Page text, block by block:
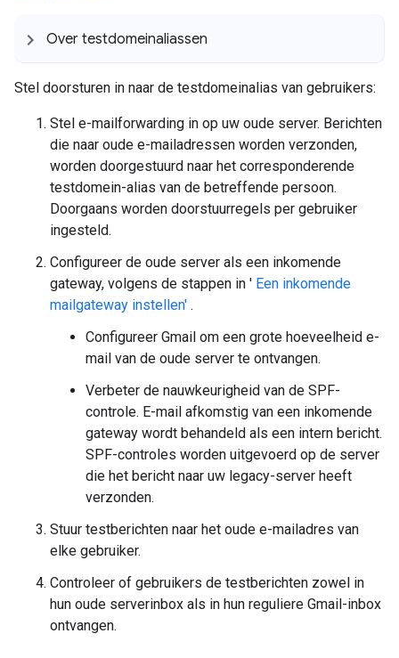
Over testdomeinaliassen
Stel doorsturen in naar de testdomeinalias van gebruikers:
Stel e-mailforwarding in op uw oude server. Berichten
die naar oude e-mailadressen worden verzonden,
worden doorgestuurd naar het corresponderende
testdomein-alias van de betreffende persoon.
Doorgaans worden doorstuurregels per gebruiker
ingesteld.
Configureer de oude server als een inkomende
gateway, volgens de stappen in ' Een inkomende
mailgateway instellen' .
Configureer Gmail om een ​​grote hoeveelheid e-
mail van de oude server te ontvangen.
Verbeter de nauwkeurigheid van de SPF-
controle. E-mail afkomstig van een inkomende
gateway wordt behandeld als een intern bericht.
SPF-controles worden uitgevoerd op de server
die het bericht naar uw legacy-server heeft
verzonden.
Stuur testberichten naar het oude e-mailadres van
elke gebruiker.
Controleer of gebruikers de testberichten zowel in
hun oude serverinbox als in hun reguliere Gmail-inbox
ontvangen.